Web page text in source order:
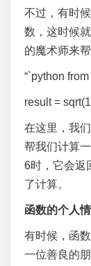
不过，有时
数，这时候
的魔术师来
“`python
result =
在这里，我
帮我们计算
6时，它会返
了计算。
函数的个人
有时候，函
一位善良的